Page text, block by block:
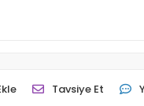
Tavsiye Et